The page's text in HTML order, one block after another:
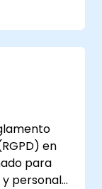
el
Oficial de
en
para
personal